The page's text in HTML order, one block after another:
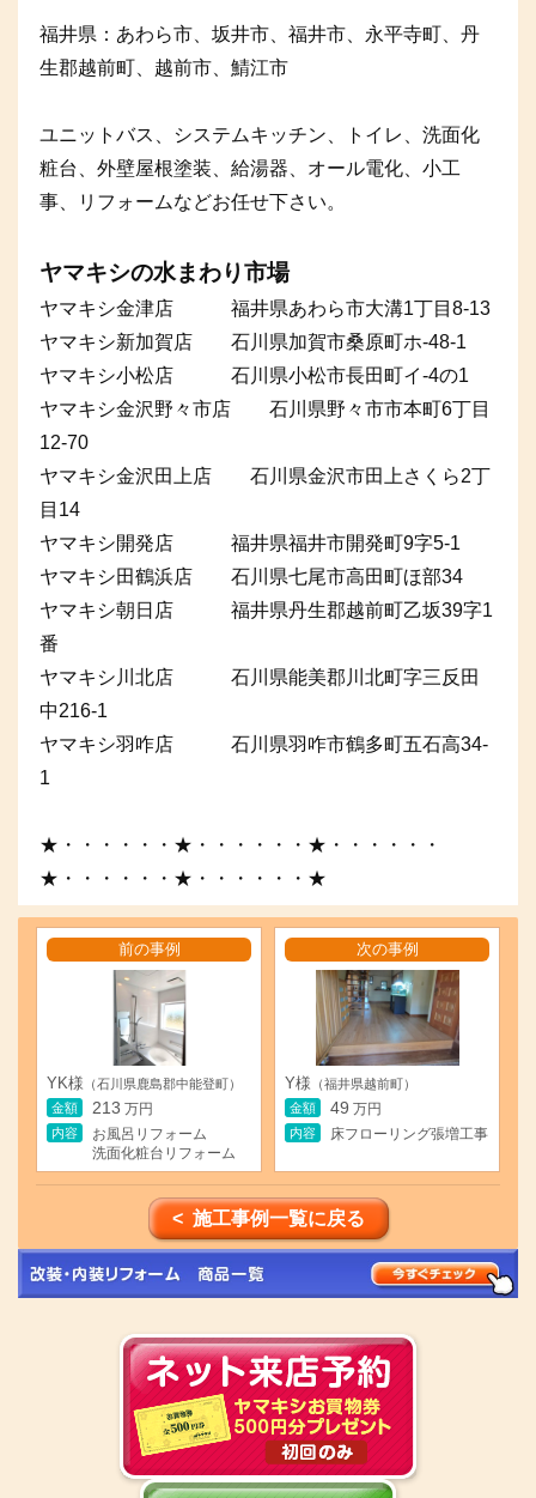
福井県：あわら市、坂井市、福井市、永平寺町、丹
生郡越前町、越前市、鯖江市
ユニットバス、システムキッチン、トイレ、洗面化
粧台、外壁屋根塗装、給湯器、オール電化、小工
事、リフォームなどお任せ下さい。
ヤマキシの水まわり市場
ヤマキシ金津店 福井県あわら市大溝1丁目8-13
ヤマキシ新加賀店 石川県加賀市桑原町ホ-48-1
ヤマキシ小松店 石川県小松市長田町イ-4の1
ヤマキシ金沢野々市店 石川県野々市市本町6丁目
12-70
ヤマキシ金沢田上店 石川県金沢市田上さくら2丁
目14
ヤマキシ開発店 福井県福井市開発町9字5-1
ヤマキシ田鶴浜店 石川県七尾市高田町ほ部34
ヤマキシ朝日店 福井県丹生郡越前町乙坂39字1
番
ヤマキシ川北店 石川県能美郡川北町字三反田
中216-1
ヤマキシ羽咋店 石川県羽咋市鶴多町五石高34-
1
★・・・・・・★・・・・・・★・・・・・・
★・・・・・・★・・・・・・★
前の事例
YK様 （石川県鹿島郡中能登町）
金額
213 万円
内容
お風呂リフォーム
洗面化粧台リフォーム
次の事例
Y様 （福井県越前町）
金額
49 万円
内容
床フローリング張増工事
< 施工事例一覧に戻る